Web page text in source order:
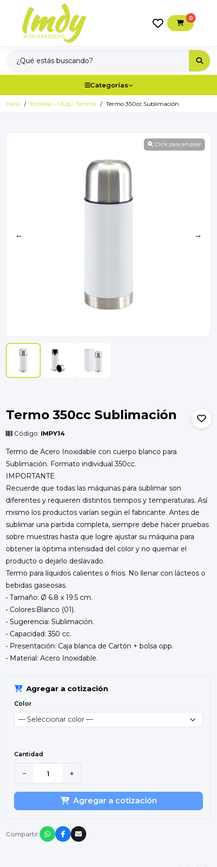
0
Categorías
Inicio Botellas – Mug - Termos Termo 350cc Sublimación
Click para ampliar
← →
Termo 350cc Sublimación
Código: IMPY14
Termo de Acero Inoxidable con cuerpo blanco para
Sublimación. Formato individual 350cc.
IMPORTANTE
Recuerde que todas las máquinas para sublimar son
diferentes y requieren distintos tiempos y temperaturas. Así
mismo los productos varían según el fabricante. Antes de
sublimar una partida completa, siempre debe hacer pruebas
sobre muestras hasta que logre ajustar su máquina para
obtener la óptima intensidad del color y no quemar el
producto o dejarlo deslavado.
Termo para líquidos calientes o fríos. No llenar con lácteos o
bebidas gaseosas.
• Tamaño: Ø 6.8 x 19.5 cm.
• Colores:Blanco (01).
• Sugerencia: Sublimación.
• Capacidad: 350 cc.
• Presentación: Caja blanca de Cartón + bolsa opp.
• Material: Acero Inoxidable.
Agregar a cotización
Color
Cantidad
− +
Agregar a cotización
Compartir: